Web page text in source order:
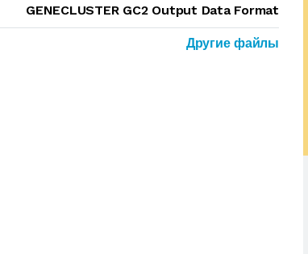
GENECLUSTER GC2 Output Data Format
Другие файлы